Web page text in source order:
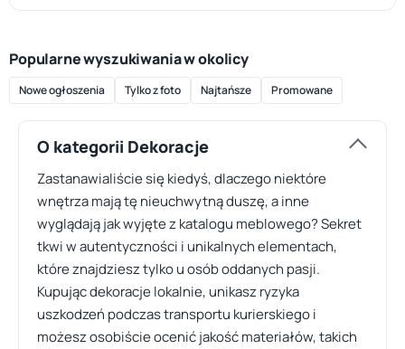
Popularne wyszukiwania w okolicy
Nowe ogłoszenia Tylko z foto Najtańsze Promowane
O kategorii Dekoracje
Zastanawialiście się kiedyś, dlaczego niektóre
wnętrza mają tę nieuchwytną duszę, a inne
wyglądają jak wyjęte z katalogu meblowego? Sekret
tkwi w autentyczności i unikalnych elementach,
które znajdziesz tylko u osób oddanych pasji.
Kupując dekoracje lokalnie, unikasz ryzyka
uszkodzeń podczas transportu kurierskiego i
możesz osobiście ocenić jakość materiałów, takich